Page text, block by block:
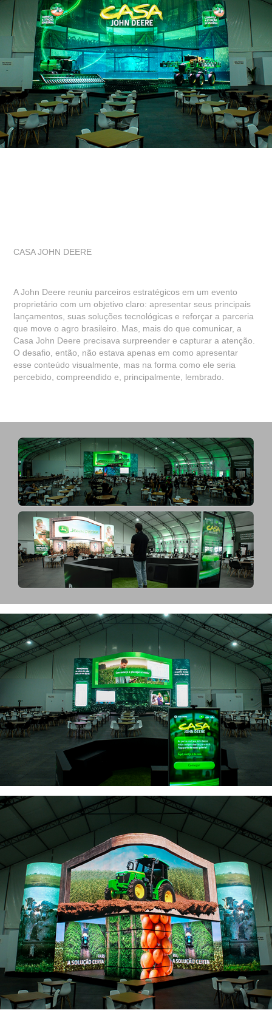
CASA JOHN DEERE
A John Deere reuniu parceiros estratégicos em um evento
proprietário com um objetivo claro: apresentar seus principais
lançamentos, suas soluções tecnológicas e reforçar a parceria
que move o agro brasileiro. Mas, mais do que comunicar, a
Casa John Deere precisava surpreender e capturar a atenção.
O desafio, então, não estava apenas em como apresentar
esse conteúdo visualmente, mas na forma como ele seria
percebido, compreendido e, principalmente, lembrado.